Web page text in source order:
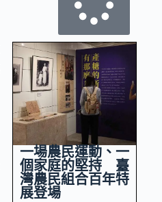
一場農民運動、一
個家庭的堅持 臺
灣農民組合百年特
展登場